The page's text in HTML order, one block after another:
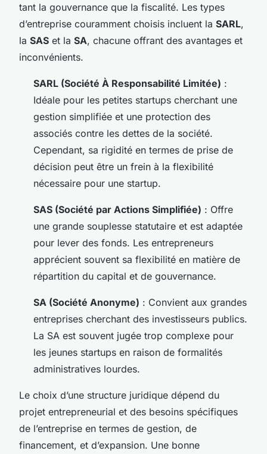
tant la gouvernance que la fiscalité. Les types
d’entreprise couramment choisis incluent la SARL,
la SAS et la SA, chacune offrant des avantages et
inconvénients.
SARL (Société À Responsabilité Limitée) :
Idéale pour les petites startups cherchant une
gestion simplifiée et une protection des
associés contre les dettes de la société.
Cependant, sa rigidité en termes de prise de
décision peut être un frein à la flexibilité
nécessaire pour une startup.
SAS (Société par Actions Simplifiée) : Offre
une grande souplesse statutaire et est adaptée
pour lever des fonds. Les entrepreneurs
apprécient souvent sa flexibilité en matière de
répartition du capital et de gouvernance.
SA (Société Anonyme) : Convient aux grandes
entreprises cherchant des investisseurs publics.
La SA est souvent jugée trop complexe pour
les jeunes startups en raison de formalités
administratives lourdes.
Le choix d’une structure juridique dépend du
projet entrepreneurial et des besoins spécifiques
de l’entreprise en termes de gestion, de
financement, et d’expansion. Une bonne